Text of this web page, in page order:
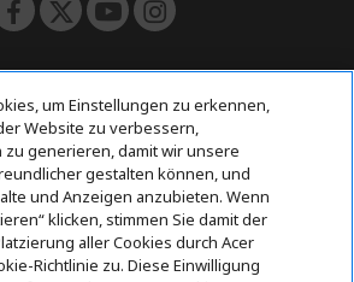
& Widerruf
Vertrag widerrufen
Unterstützung
vor und nach
Zahlung
um Einstellungen zu erkennen,
Website zu verbessern,
generieren, damit wir unsere
gestalten können, und
und Anzeigen anzubieten. Wenn
klicken, stimmen Sie damit der
aller Cookies durch Acer
Richtlinie zu. Diese Einwilligung